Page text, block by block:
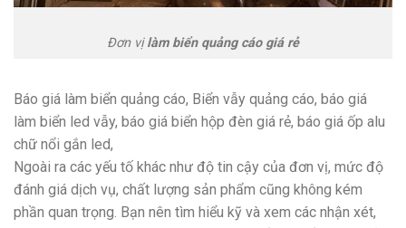
Đơn vịlàm biển quảng cáo giá rẻ
Báo giá làm biển quảng cáo, Biển vẫy quảng cáo, báo giá
làm biển led vẫy, báo giá biển hộp đèn giá rẻ, báo giá ốp alu
chữ nổi gắn led,
Ngoài ra các yếu tố khác như độ tin cậy của đơn vị, mức độ
đánh giá dịch vụ, chất lượng sản phẩm cũng không kém
phần quan trọng. Bạn nên tìm hiểu kỹ và xem các nhận xét,